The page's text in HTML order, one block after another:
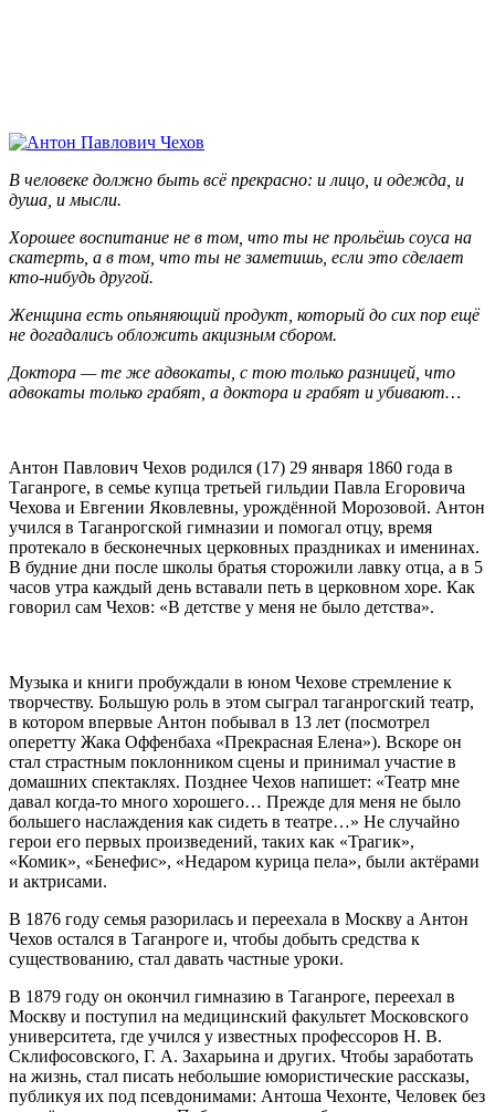
В человеке должно быть всё прекрасно: и лицо, и одежда, и
душа, и мысли.
Хорошее воспитание не в том, что ты не прольёшь соуса на
скатерть, а в том, что ты не заметишь, если это сделает
кто-нибудь другой.
Женщина есть опьяняющий продукт, который до сих пор ещё
не догадались обложить акцизным сбором.
Доктора — те же адвокаты, с тою только разницей, что
адвокаты только грабят, а доктора и грабят и убивают…
Антон Павлович Чехов родился (17) 29 января 1860 года в
Таганроге, в семье купца третьей гильдии Павла Егоровича
Чехова и Евгении Яковлевны, урождённой Морозовой. Антон
учился в Таганрогской гимназии и помогал отцу, время
протекало в бесконечных церковных праздниках и именинах.
В будние дни после школы братья сторожили лавку отца, а в 5
часов утра каждый день вставали петь в церковном хоре. Как
говорил сам Чехов: «В детстве у меня не было детства».
Музыка и книги пробуждали в юном Чехове стремление к
творчеству. Большую роль в этом сыграл таганрогский театр,
в котором впервые Антон побывал в 13 лет (посмотрел
оперетту Жака Оффенбаха «Прекрасная Елена»). Вскоре он
стал страстным поклонником сцены и принимал участие в
домашних спектаклях. Позднее Чехов напишет: «Театр мне
давал когда-то много хорошего… Прежде для меня не было
большего наслаждения как сидеть в театре…» Не случайно
герои его первых произведений, таких как «Трагик»,
«Комик», «Бенефис», «Недаром курица пела», были актёрами
и актрисами.
В 1876 году семья разорилась и переехала в Москву а Антон
Чехов остался в Таганроге и, чтобы добыть средства к
существованию, стал давать частные уроки.
В 1879 году он окончил гимназию в Таганроге, переехал в
Москву и поступил на медицинский факультет Московского
университета, где учился у известных профессоров Н. В.
Склифосовского, Г. А. Захарьина и других. Чтобы заработать
на жизнь, стал писать небольшие юмористические рассказы,
публикуя их под псевдонимами: Антоша Чехонте, Человек без